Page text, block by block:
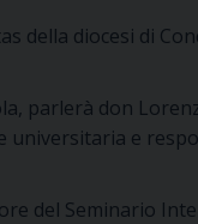
della diocesi di
parlerà don
universitaria e
del Seminario